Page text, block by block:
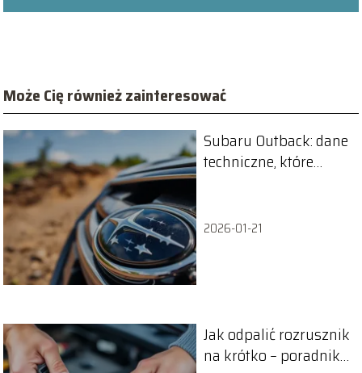
Może Cię również zainteresować
Subaru Outback: dane
techniczne, które
2026-01-21
Jak odpalić rozrusznik
na krótko – poradnik